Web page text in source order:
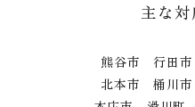
主な対
熊谷市 行田
北本市 桶川